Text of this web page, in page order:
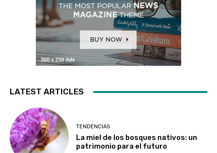
LATEST ARTICLES
TENDENCIAS
La miel de los bosques nativos: un
patrimonio para el futuro